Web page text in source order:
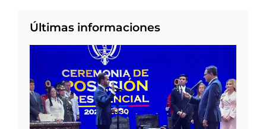
Últimas informaciones